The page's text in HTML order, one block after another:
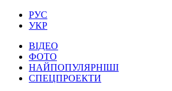
РУС
УКР
ВІДЕО
ФОТО
НАЙПОПУЛЯРНІШІ
СПЕЦПРОЕКТИ